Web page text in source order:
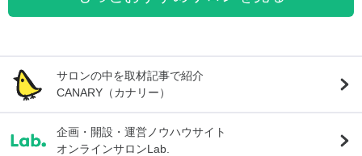
サロンの中を取材記事で紹介
CANARY（カナリー）
企画・開設・運営ノウハウサイト
オンラインサロンLab.